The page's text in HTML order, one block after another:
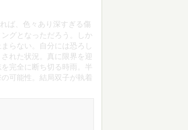
ば、色々あり深すぎる傷
グとなっただろう。しか
らない。自分には恐ろし
れた状況。真に限界を迎
完全に断ち切る時雨。半
可能性。結局双子が執着